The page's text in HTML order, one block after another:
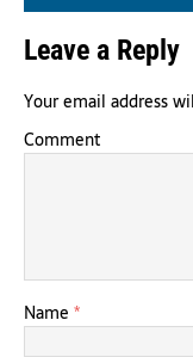
Leave a Reply
Your email address
Comment
Name *